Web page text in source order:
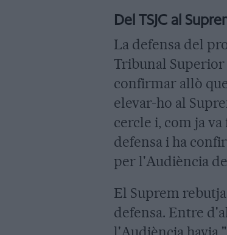
Del TSJC al
La defensa del
Tribunal Superior
confirmar allò
elevar-ho al
cercle i, com ja
defensa i ha
per l'Audiència
El Suprem
defensa. Entre